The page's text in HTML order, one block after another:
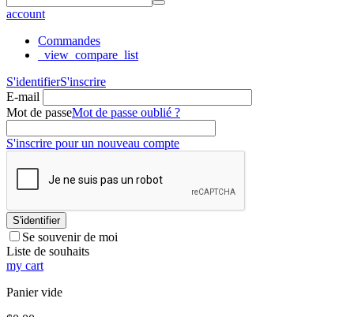
account
Commandes
_view_compare_list
S'identifierS'inscrire
E-mail
Mot de passeMot de passe oublié ?
S'inscrire pour un nouveau compte
S'identifier
Se souvenir de moi
Liste de souhaits
my cart
Panier vide